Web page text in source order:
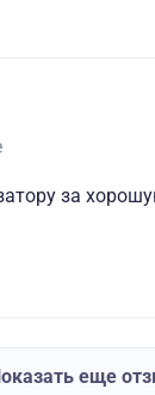
для
составу за
за
еще